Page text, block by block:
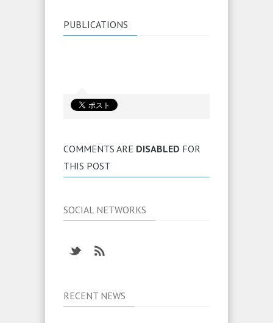
PUBLICATIONS
COMMENTS ARE DISABLED FOR
THIS POST
SOCIAL NETWORKS
RECENT NEWS